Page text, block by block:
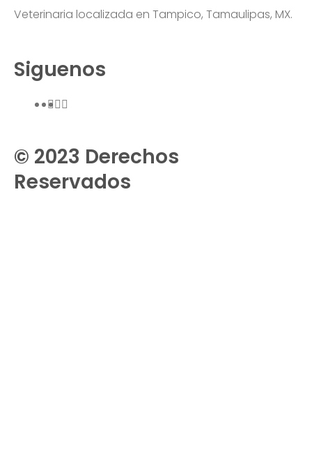
Veterinaria localizada en Tampico, Tamaulipas, MX.
Siguenos
© 2023 Derechos
Reservados